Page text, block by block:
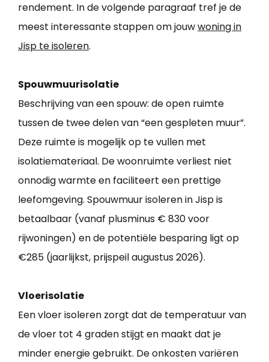
rendement. In de volgende paragraaf tref je de
meest interessante stappen om jouwwoning in
Jisp te isoleren.
Spouwmuurisolatie
Beschrijving van een spouw: de open ruimte
tussen de twee delen van “een gespleten muur”.
Deze ruimte is mogelijk op te vullen met
isolatiemateriaal. De woonruimte verliest niet
onnodig warmte en faciliteert een prettige
leefomgeving. Spouwmuur isoleren in Jisp is
betaalbaar (vanaf plusminus € 830 voor
rijwoningen) en de potentiële besparing ligt op
€285 (jaarlijkst, prijspeil augustus 2026).
Vloerisolatie
Een vloer isoleren zorgt dat de temperatuur van
de vloer tot 4 graden stijgt en maakt dat je
minder energie gebruikt. De onkosten variëren